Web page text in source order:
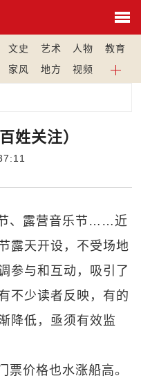
文史 艺术 人物
教育
家风 地方 视频
姓关注）
、露营音乐节……近
露天开设，不受场地
参与和互动，吸引了
不少读者反映，有的
降低，亟须有效监
票价格也水涨船高。